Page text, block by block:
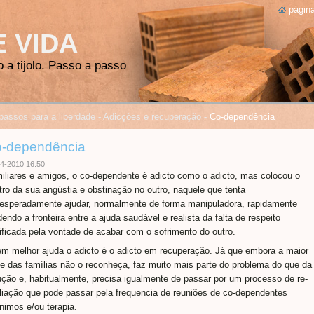
VIDA
a tijolo. Passo a passo
para a liberdade - Adicções e recuperação - Co-dependência
dependência
2010 16:50
e amigos, o co-dependente é adicto como o adicto, mas colocou o
da sua angústia e obstinação no outro, naquele que tenta
ajudar, normalmente de forma manipuladora, rapidamente
a fronteira entre a ajuda saudável e realista da falta de respeito
pela vontade de acabar com o sofrimento do outro.
melhor ajuda o adicto é o adicto em recuperação. Já que embora a maior
das famílias não o reconheça, faz muito mais parte do problema do que da
e, habitualmente, precisa igualmente de passar por um processo de re-
que pode passar pela frequencia de reuniões de co-dependentes
e/ou terapia.